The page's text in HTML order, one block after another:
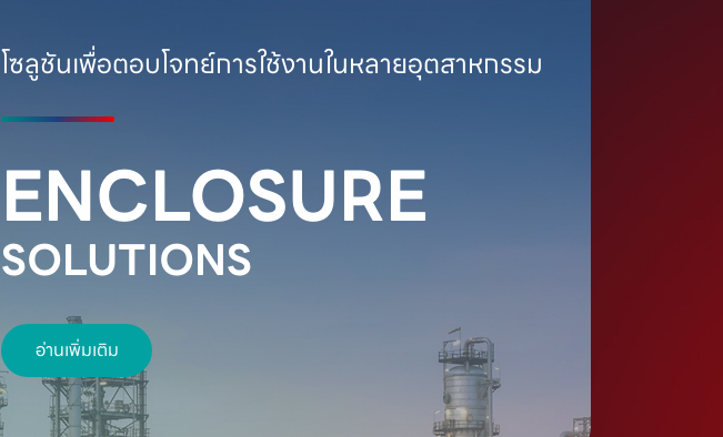
โซลูชันเพื่อตอบโจทย์การใช้งานในหลายอุตสาหกรรม
ENCLOSURE
SOLUTIONS
อ่านเพิ่มเติม